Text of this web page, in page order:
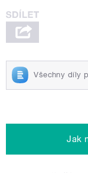
Všechny díly
Jak